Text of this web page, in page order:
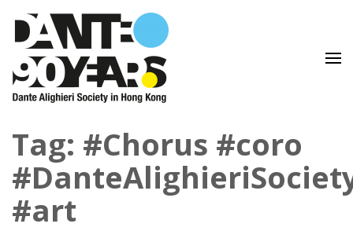
Hong Kong
Tag: #Chorus #coro
#art